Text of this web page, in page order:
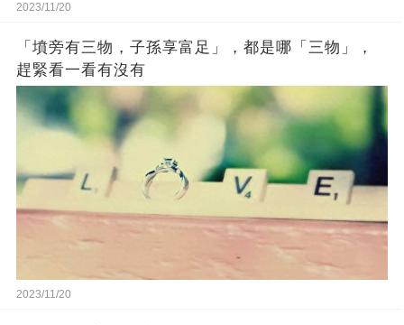
2023/11/20
「墳旁有三物，子孫享富足」，都是哪「三物」，
趕緊看一看有沒有
2023/11/20